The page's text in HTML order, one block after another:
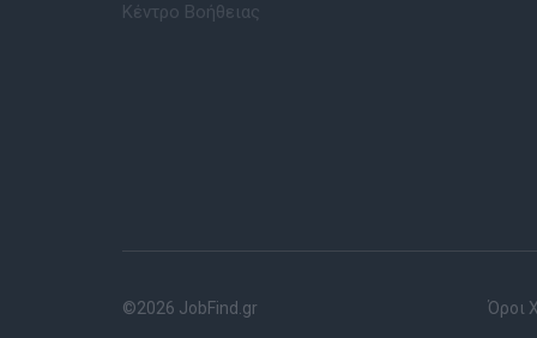
Κέντρο Βοήθειας
©2026 JobFind.gr Όροι